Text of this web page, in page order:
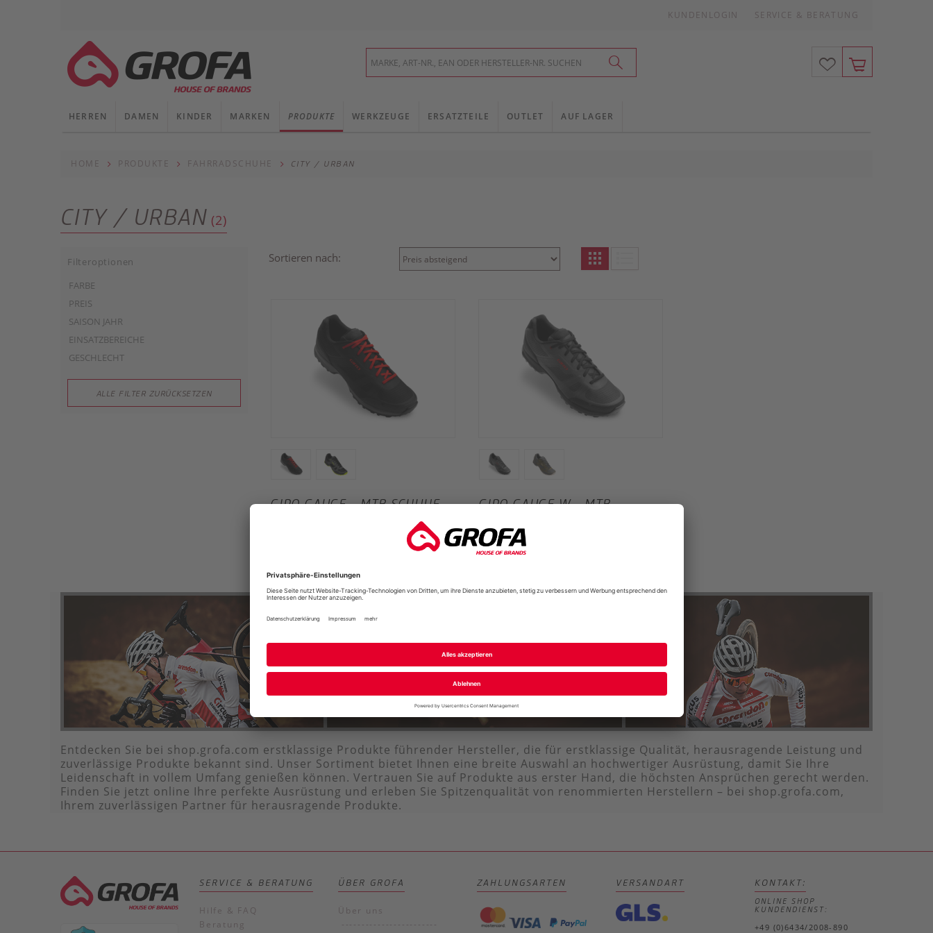
KUNDENLOGIN SERVICE & BERATUNG
HERREN DAMEN KINDER MARKEN PRODUKTE WERKZEUGE ERSATZTEILE OUTLET AUF LAGER
HOME PRODUKTE FAHRRADSCHUHE CITY / URBAN
CITY / URBAN (2)
Filteroptionen
FARBE
PREIS
SAISON JAHR
EINSATZBEREICHE
GESCHLECHT
ALLE FILTER ZURÜCKSETZEN
Sortieren nach:
GIRO GAUGE - MTB SCHUHE
GIRO GAUGE W - MTB
Giro Bike
UVP
Entdecken Sie bei shop.grofa.com erstklassige Produkte führender Hersteller, die für erstklassige Qualität, herausragende Leistung und
zuverlässige Produkte bekannt sind. Unser Sortiment bietet Ihnen eine breite Auswahl an hochwertiger Ausrüstung, damit Sie Ihre
Leidenschaft in vollem Umfang genießen können. Vertrauen Sie auf Produkte aus erster Hand, die höchsten Ansprüchen gerecht werden.
Finden Sie jetzt online Ihre perfekte Ausrüstung und erleben Sie Spitzenqualität von renommierten Herstellern – bei shop.grofa.com,
Ihrem zuverlässigen Partner für herausragende Produkte.
SERVICE & BERATUNG
Hilfe & FAQ
Beratung
ÜBER GROFA
Über uns
------------------------
ZAHLUNGSARTEN VERSANDART KONTAKT:
ONLINE SHOP
KUNDENDIENST:
+49 (0)6434/2008-890